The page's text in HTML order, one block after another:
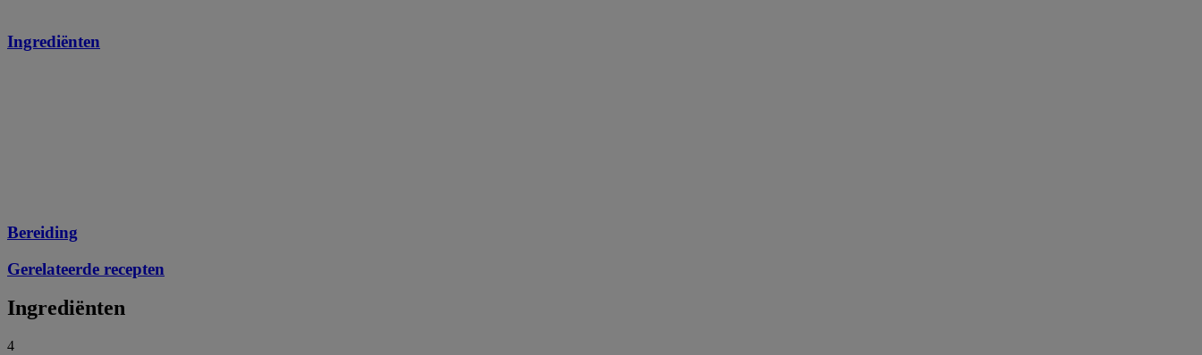
Ingrediënten
Bereiding
Gerelateerde recepten
Ingrediënten
4